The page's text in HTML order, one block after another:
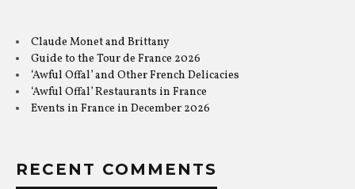
Claude Monet and Brittany
Guide to the Tour de France 2026
‘Awful Offal’ and Other French Delicacies
‘Awful Offal’ Restaurants in France
Events in France in December 2026
RECENT COMMENTS